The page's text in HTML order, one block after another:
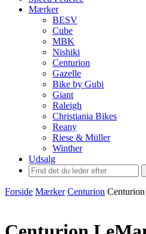
Mærker
BESV
Cube
MBK
Nishiki
Centurion
Gazelle
Bike by Gubi
Giant
Raleigh
Christiania Bikes
Reany
Riese & Müller
Winther
Udsalg
Forside Mærker Centurion